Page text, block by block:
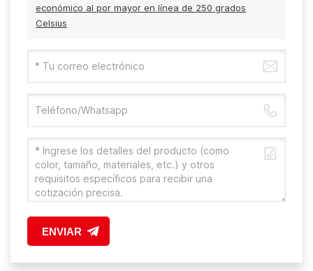
económico al por mayor en línea de 250 grados
Celsius
ENVIAR